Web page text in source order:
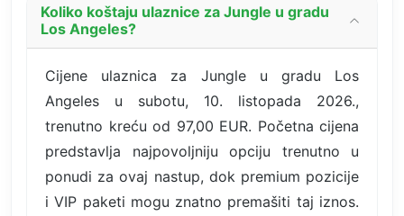
Koliko koštaju ulaznice za Jungle u gradu
Los Angeles?
Cijene ulaznica za Jungle u gradu Los
Angeles u subotu, 10. listopada 2026.,
trenutno kreću od 97,00 EUR. Početna cijena
predstavlja najpovoljniju opciju trenutno u
ponudi za ovaj nastup, dok premium pozicije
i VIP paketi mogu znatno premašiti taj iznos.